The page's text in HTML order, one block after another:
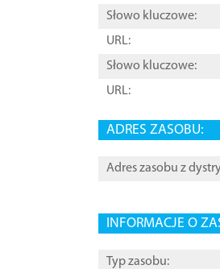
Słowo kluczowe:
URL:
Słowo kluczowe:
URL:
ADRES ZASOBU:
Adres zasobu z
INFORMACJE O
Typ zasobu: